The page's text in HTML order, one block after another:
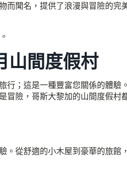
而聞名，提供了浪漫與冒險的完
山間度假村
行；這是一種豐富您關係的體驗
冒險，哥斯大黎加的山間度假村
。從舒適的小木屋到豪華的旅館